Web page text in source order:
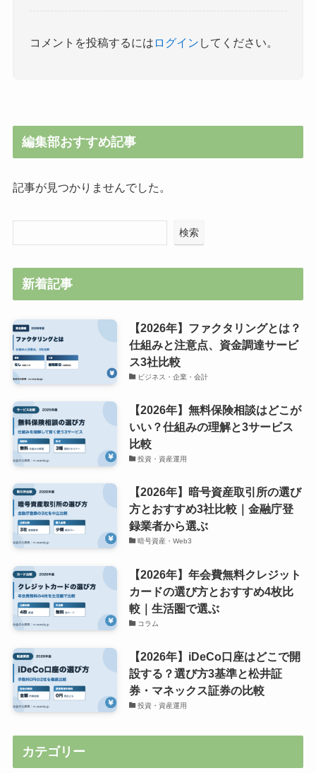
コメントを投稿するには ログイン してください。
編集部おすすめ記事
記事が見つかりませんでした。
検索
新着記事
【2026年】ファクタリングとは？
仕組みと注意点、資金調達サービ
ス3社比較
ビジネス・企業・会計
【2026年】無料保険相談はどこが
いい？仕組みの理解と3サービス
比較
投資・資産運用
【2026年】暗号資産取引所の選び
方とおすすめ3社比較｜金融庁登
録業者から選ぶ
暗号資産・Web3
【2026年】年会費無料クレジット
カードの選び方とおすすめ4枚比
較｜生活圏で選ぶ
コラム
【2026年】iDeCo口座はどこで開
設する？選び方3基準と松井証
券・マネックス証券の比較
投資・資産運用
カテゴリー